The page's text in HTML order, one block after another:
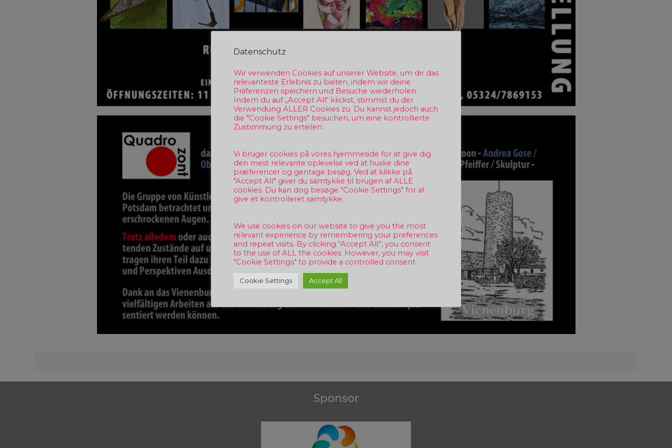
Sponsor
Datenschutz
Wir verwenden Cookies auf unserer Website, um dir das
relevanteste Erlebnis zu bieten, indem wir deine
Präferenzen speichern und Besuche wiederholen.
Indem du auf „Accept All“ klickst, stimmst du der
Verwendung ALLER Cookies zu. Du kannst jedoch auch
die "Cookie Settings" besuchen, um eine kontrollierte
Zustimmung zu erteilen.
Vi bruger cookies på vores hjemmeside for at give dig
den mest relevante oplevelse ved at huske dine
præferencer og gentage besøg. Ved at klikke på
"Accept All" giver du samtykke til brugen af ALLE
cookies. Du kan dog besøge "Cookie Settings" for at
give et kontrolleret samtykke.
We use cookies on our website to give you the most
relevant experience by remembering your preferences
and repeat visits. By clicking “Accept All”, you consent
to the use of ALL the cookies. However, you may visit
"Cookie Settings" to provide a controlled consent.
Cookie Settings Accept All